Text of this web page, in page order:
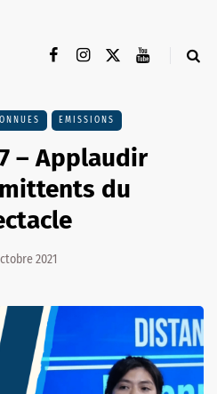
EMISSIONS
– Applaudir
du
2021